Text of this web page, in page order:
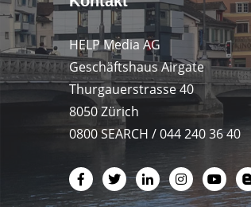
HELP Media AG
Geschäftshaus Airgate
Thurgauerstrasse 40
8050 Zürich
0800 SEARCH / 044 240 36 40